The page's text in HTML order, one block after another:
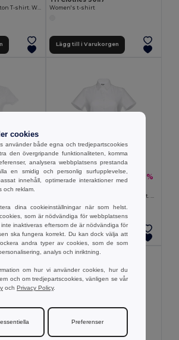
Women's t-shirt
Lägg till i Varukorgen
-23% 189.02 kr -31%
Lägg till i Varukorgen
cookies
använder både egna och tredjepartscookies
den övergripande funktionaliteten, komma
analysera webbplatsens prestanda
en smidig och personlig surfupplevelse,
innehåll, optimerade interaktioner med
och reklam.
dina cookieinställningar när som helst.
som är nödvändiga för webbplatsens
inaktiveras eftersom de är nödvändiga för
ska fungera korrekt. Du kan dock välja att
andra typer av cookies, som de som
analys och inriktning.
om hur vi använder cookies, hur du
och om tredjepartscookies, vänligen se vår
och Privacy Policy.
Preferenser